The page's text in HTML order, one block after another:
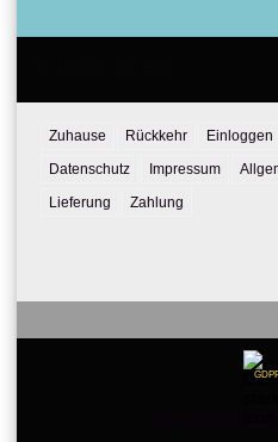
Zuhause Rückkehr Einloggen
Datenschutz
Impressum
Lieferung
Zahlung